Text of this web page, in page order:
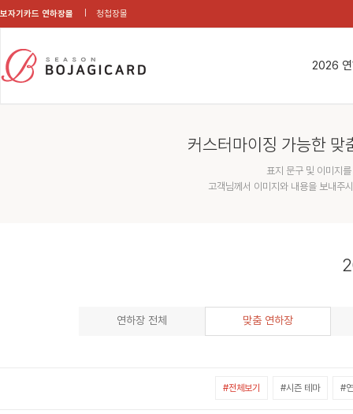
보자기카드 연하장몰 청첩장몰
2026
커스터마이징 가능한 맞
표지 문구 및 이미지
고객님께서 이미지와 내용을 보내주
연하장 전체 맞춤 연하장
#전체보기 #시즌 테마 #